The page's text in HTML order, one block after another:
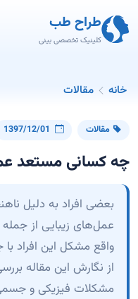
طراح طب
کلینیک تخصصی بینی
خانه مقالات
مقالات 1397/12/01
چه کسانی مستعد
بعضی افراد به دلیل
عمل‌های زیبایی از
واقع مشکل این افراد
از نگارش این مقاله
مشکلات فیزیکی و